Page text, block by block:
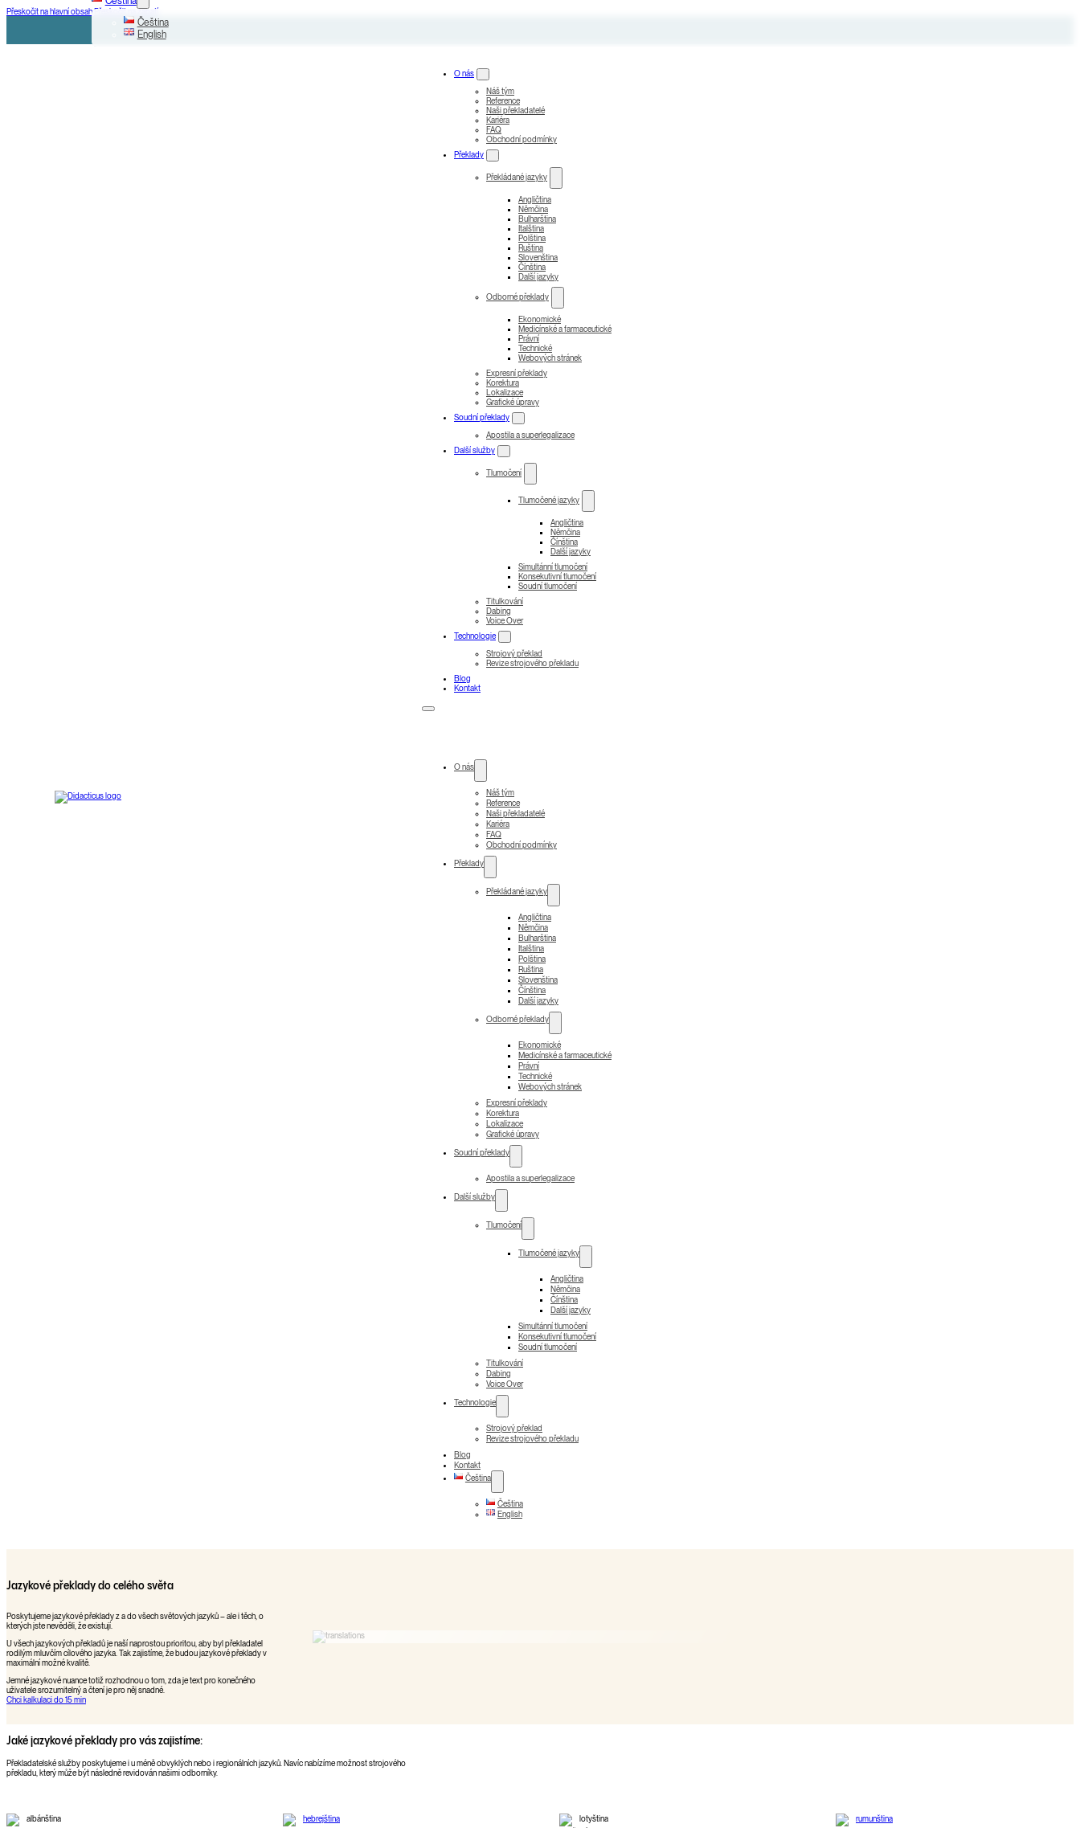
Přeskočit na hlavní obsahPřeskočit na zápatí
Čeština
English
O nás
Náš tým
Reference
Naši překladatelé
Kariéra
FAQ
Obchodní podmínky
Překlady
Překládané jazyky
Angličtina
Němčina
Bulharština
Italština
Polština
Ruština
Slovenština
Čínština
Další jazyky
Odborné překlady
Ekonomické
Medicínské a farmaceutické
Právní
Technické
Webových stránek
Expresní překlady
Korektura
Lokalizace
Grafické úpravy
Soudní překlady
Apostila a superlegalizace
Další služby
Tlumočení
Tlumočené jazyky
Angličtina
Němčina
Čínština
Další jazyky
Simultánní tlumočení
Konsekutivní tlumočení
Soudní tlumočení
Titulkování
Dabing
Voice Over
Technologie
Strojový překlad
Revize strojového překladu
Blog
Kontakt
O nás
Náš tým
Reference
Naši překladatelé
Kariéra
FAQ
Obchodní podmínky
Překlady
Překládané jazyky
Angličtina
Němčina
Bulharština
Italština
Polština
Ruština
Slovenština
Čínština
Další jazyky
Odborné překlady
Ekonomické
Medicínské a farmaceutické
Právní
Technické
Webových stránek
Expresní překlady
Korektura
Lokalizace
Grafické úpravy
Soudní překlady
Apostila a superlegalizace
Další služby
Tlumočení
Tlumočené jazyky
Angličtina
Němčina
Čínština
Další jazyky
Simultánní tlumočení
Konsekutivní tlumočení
Soudní tlumočení
Titulkování
Dabing
Voice Over
Technologie
Strojový překlad
Revize strojového překladu
Blog
Kontakt
Čeština
Čeština
English
Jazykové překlady do celého světa
Poskytujeme jazykové překlady z a do všech světových jazyků – ale i těch, o
kterých jste nevěděli, že existují.
U všech jazykových překladů je naší naprostou prioritou, aby byl překladatel
rodilým mluvčím cílového jazyka. Tak zajistíme, že budou jazykové překlady v
maximální možné kvalitě.
Jemné jazykové nuance totiž rozhodnou o tom, zda je text pro konečného
uživatele srozumitelný a čtení je pro něj snadné.
Chci kalkulaci do 15 min
Jaké jazykové překlady pro vás zajistíme:
Překladatelské služby poskytujeme i u méně obvyklých nebo i regionálních jazyků. Navíc nabízíme možnost strojového
překladu, který může být následně revidován našimi odborníky.
albánština hebrejština lotyština rumunština